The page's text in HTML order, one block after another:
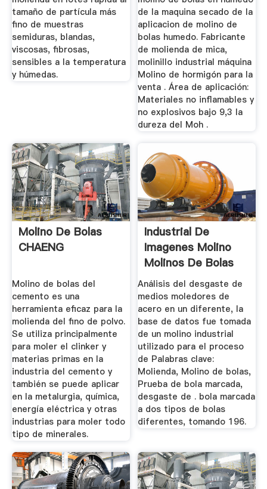
tamaño de partícula más
fino de muestras
semiduras, blandas,
viscosas, fibrosas,
sensibles a la temperatura
y húmedas.
de la maquina secado de la
aplicacion de molino de
bolas humedo. Fabricante
de molienda de mica,
molinillo industrial máquina
Molino de hormigón para la
venta . Área de aplicación:
Materiales no inflamables y
no explosivos bajo 9,3 la
dureza del Moh .
Molino De Bolas
CHAENG
Molino de bolas del
cemento es una
herramienta eficaz para la
molienda del fino de polvo.
Se utiliza principalmente
para moler el clinker y
materias primas en la
industria del cemento y
también se puede aplicar
en la metalurgia, química,
energía eléctrica y otras
industrias para moler todo
tipo de minerales.
Industrial De
Imagenes Molino
Molinos De Bolas
Equipos ...
Análisis del desgaste de
medios moledores de
acero en un diferente, la
base de datos fue tomada
de un molino industrial
utilizado para el proceso
de Palabras clave:
Molienda, Molino de bolas,
Prueba de bola marcada,
desgaste de . bola marcada
a dos tipos de bolas
diferentes, tomando 196.